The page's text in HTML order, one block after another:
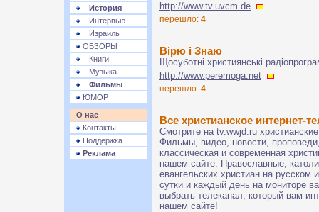
История
Интервью
Израиль
ОБЗОРЫ
Книги
Музыка
Фильмы
ЮМОР
О нас
Контакты
Поддержка
Реклама
http://www.tv.uvcm.de
перешло: 4
Вірю і Знаю
Щосуботні християнські
http://www.peremoga.net
перешло: 4
Все христианское интернет-
Смотрите на tv.wwjd.ru
Фильмы, видео, новости,
классическая и современная
нашем сайте. Православные,
евангельских христиан на русском
сутки и каждый день на мониторе
выбрать телеканал, который вам
нашем сайте!